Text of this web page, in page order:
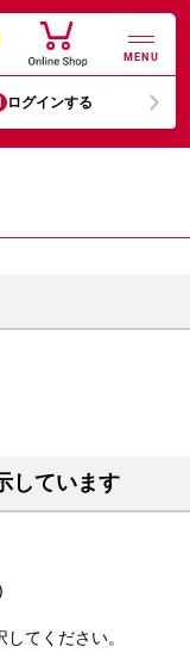
MENU
ログインする
しています
てください。